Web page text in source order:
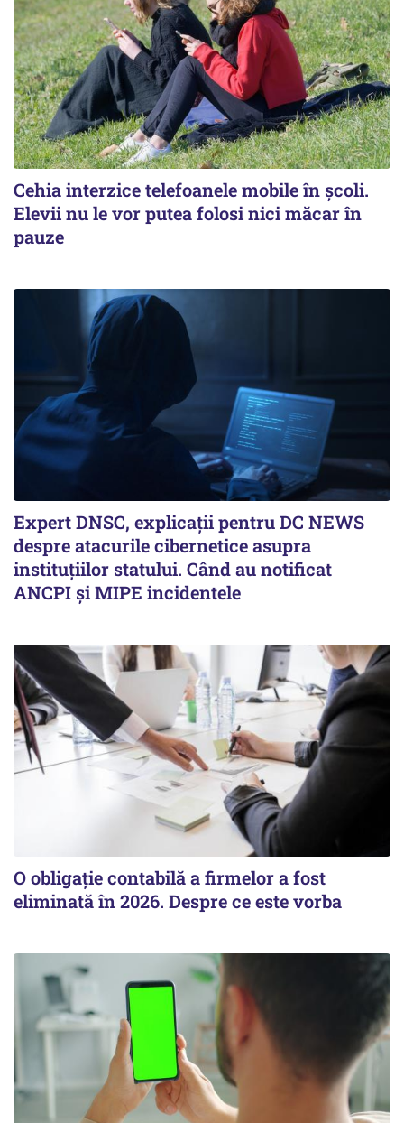
Cehia interzice telefoanele mobile în școli.
Elevii nu le vor putea folosi nici măcar în
pauze
Expert DNSC, explicații pentru DC NEWS
despre atacurile cibernetice asupra
instituțiilor statului. Când au notificat
ANCPI și MIPE incidentele
O obligație contabilă a firmelor a fost
eliminată în 2026. Despre ce este vorba